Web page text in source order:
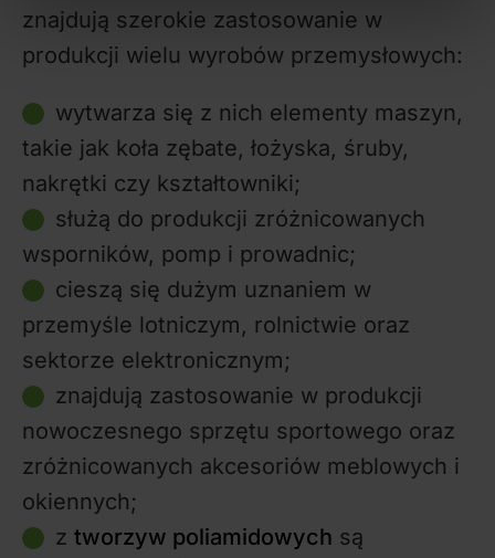
znajdują szerokie zastosowanie w
produkcji wielu wyrobów przemysłowych:
wytwarza się z nich elementy maszyn,
takie jak koła zębate, łożyska, śruby,
nakrętki czy kształtowniki;
służą do produkcji zróżnicowanych
wsporników, pomp i prowadnic;
cieszą się dużym uznaniem w
przemyśle lotniczym, rolnictwie oraz
sektorze elektronicznym;
znajdują zastosowanie w produkcji
nowoczesnego sprzętu sportowego oraz
zróżnicowanych akcesoriów meblowych i
okiennych;
z tworzyw poliamidowych są